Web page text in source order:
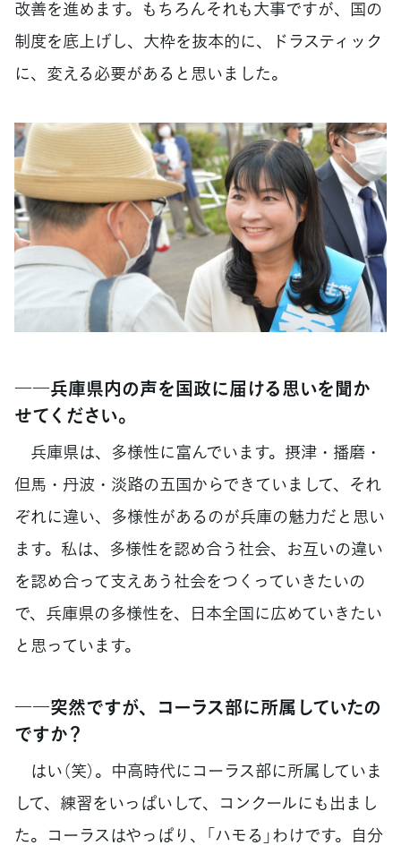
改善を進めます。もちろんそれも大事ですが、国の
制度を底上げし、大枠を抜本的に、ドラスティック
に、変える必要があると思いました。
――兵庫県内の声を国政に届ける思いを聞か
せてください。
兵庫県は、多様性に富んでいます。摂津・播磨・
但馬・丹波・淡路の五国からできていまして、それ
ぞれに違い、多様性があるのが兵庫の魅力だと思い
ます。私は、多様性を認め合う社会、お互いの違い
を認め合って支えあう社会をつくっていきたいの
で、兵庫県の多様性を、日本全国に広めていきたい
と思っています。
――突然ですが、コーラス部に所属していたの
ですか？
はい（笑）。中高時代にコーラス部に所属していま
して、練習をいっぱいして、コンクールにも出まし
た。コーラスはやっぱり、「ハモる」わけです。自分